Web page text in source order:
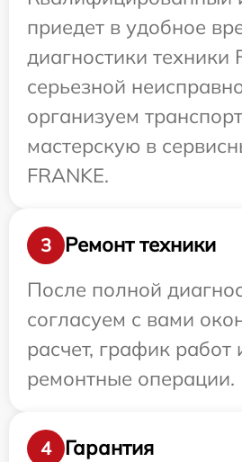
приедет в удобное
диагностики техники
серьезной
организуем
мастерскую в
FRANKE.
3
Ремонт техники
После полной
согласуем с вами
расчет, график работ
ремонтные операции.
4
Гарантия